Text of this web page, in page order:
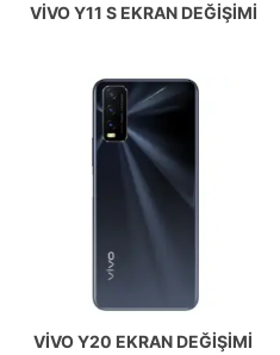
VIVO Y11 S EKRAN DEĞIŞIMI
VIVO Y20 EKRAN DEĞIŞIMI